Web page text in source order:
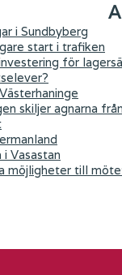
i Sundbyberg
start i trafiken
för
skiljer agnarna
Vasastan
möjligheter till